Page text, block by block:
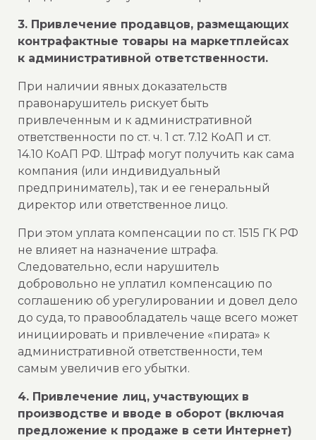
3. Привлечение продавцов, размещающих
контрафактные товары на маркетплейсах
к административной ответственности.
При наличии явных доказательств
правонарушитель рискует быть
привлеченным и к административной
ответственности по ст. ч. 1 ст. 7.12 КоАП и ст.
14.10 КоАП РФ. Штраф могут получить как сама
компания (или индивидуальный
предприниматель), так и ее генеральный
директор или ответственное лицо.
При этом уплата компенсации по ст. 1515 ГК РФ
не влияет на назначение штрафа.
Следовательно, если нарушитель
добровольно не уплатил компенсацию по
соглашению об урегулировании и довел дело
до суда, то правообладатель чаще всего может
инициировать и привлечение «пирата» к
административной ответственности, тем
самым увеличив его убытки.
4. Привлечение лиц, участвующих в
производстве и вводе в оборот (включая
предложение к продаже в сети Интернет)